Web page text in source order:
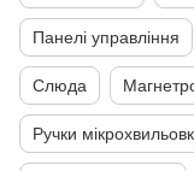
Панелі управління
Слюда
Ручки